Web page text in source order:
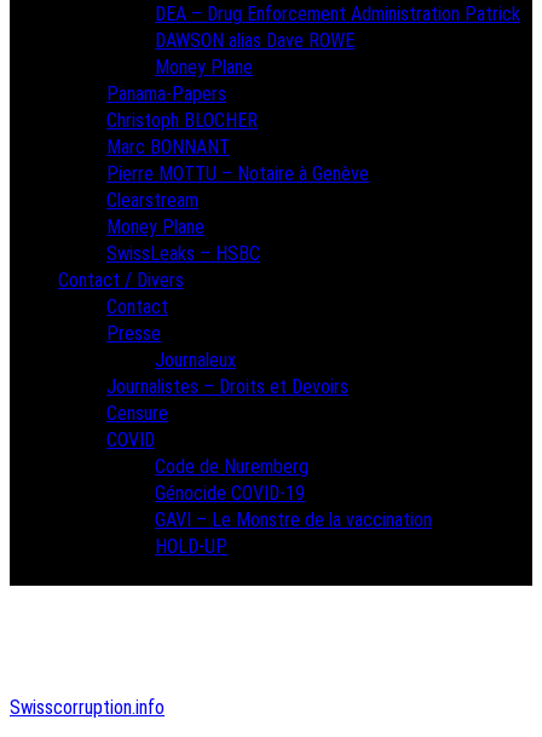
DEA – Drug Enforcement Administration Patrick
DAWSON alias Dave ROWE
Money Plane
Panama-Papers
Christoph BLOCHER
Marc BONNANT
Pierre MOTTU – Notaire à Genève
Clearstream
Money Plane
SwissLeaks – HSBC
Contact / Divers
Contact
Presse
Journaleux
Journalistes – Droits et Devoirs
Censure
COVID
Code de Nuremberg
Génocide COVID-19
GAVI – Le Monstre de la vaccination
HOLD-UP
Swisscorruption.info